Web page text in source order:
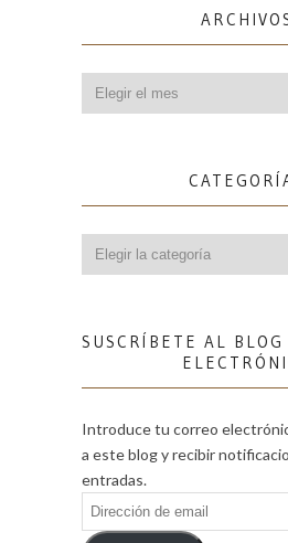
SUSCRÍBETE AL BLOG
Introduce tu correo
a este blog y recibir
entradas.
Dirección
de